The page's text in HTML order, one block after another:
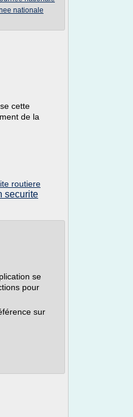
nationale
cette
de la
routiere
securite
se
pour
sur